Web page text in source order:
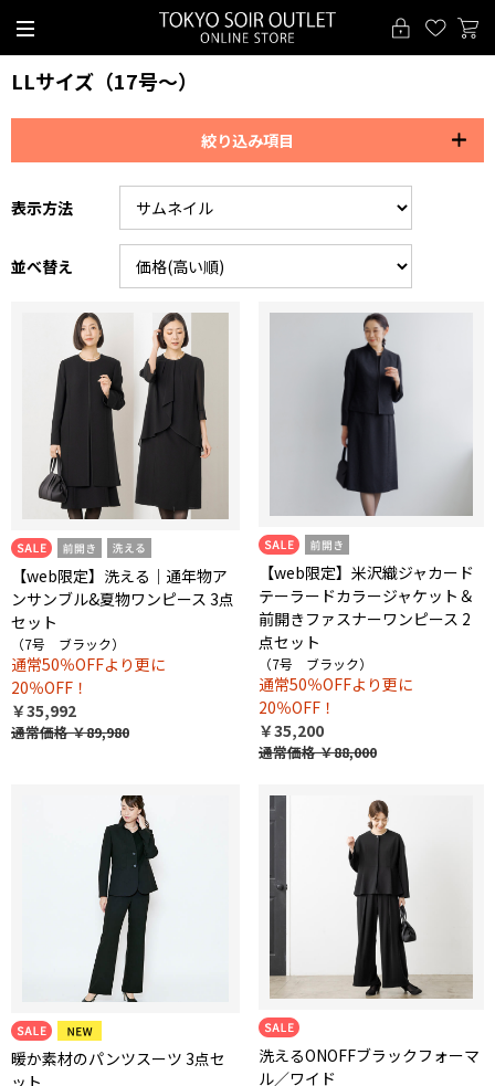
LLサイズ（17号～）
絞り込み項目
表示方法
並べ替え
【web限定】洗える｜通年物ア
ンサンブル&夏物ワンピース 3点
セット
（7号 ブラック）
通常50％OFFより更に
20％OFF！
￥35,992
通常価格￥89,980
【web限定】米沢織ジャカード
テーラードカラージャケット＆
前開きファスナーワンピース 2
点セット
（7号 ブラック）
通常50％OFFより更に
20％OFF！
￥35,200
通常価格￥88,000
暖か素材のパンツスーツ 3点セ
ット
洗えるONOFFブラックフォーマ
ル／ワイド